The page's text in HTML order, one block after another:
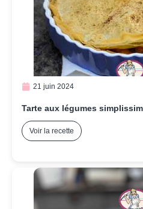
21 juin 2024
Tarte aux légumes
Voir la recette